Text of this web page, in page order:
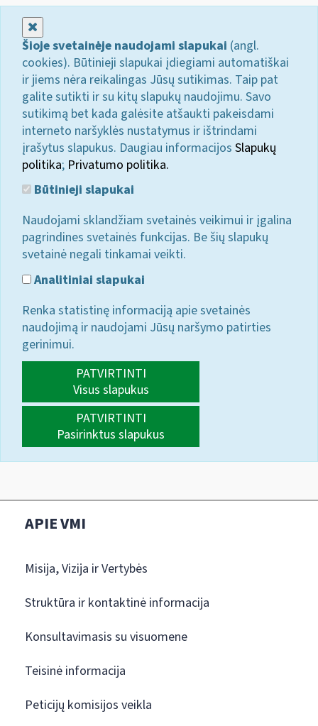
Šioje svetainėje naudojami slapukai (angl.
cookies). Būtinieji slapukai įdiegiami automatiškai
ir jiems nėra reikalingas Jūsų sutikimas. Taip pat
galite sutikti ir su kitų slapukų naudojimu. Savo
sutikimą bet kada galėsite atšaukti pakeisdami
interneto naršyklės nustatymus ir ištrindami
įrašytus slapukus. Daugiau informacijos Slapukų
politika; Privatumo politika.
Būtinieji slapukai
Naudojami sklandžiam svetainės veikimui ir įgalina
pagrindines svetainės funkcijas. Be šių slapukų
svetainė negali tinkamai veikti.
Analitiniai slapukai
Renka statistinę informaciją apie svetainės
naudojimą ir naudojami Jūsų naršymo patirties
gerinimui.
PATVIRTINTI
Visus slapukus
PATVIRTINTI
Pasirinktus slapukus
APIE VMI
Misija, Vizija ir Vertybės
Struktūra ir kontaktinė informacija
Konsultavimasis su visuomene
Teisinė informacija
Peticijų komisijos veikla